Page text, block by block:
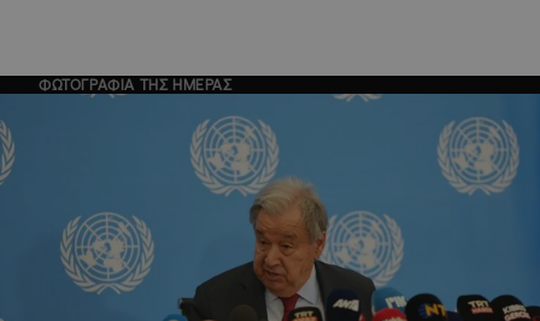
ΦΩΤΟΓΡΑΦΙΑ ΤΗΣ ΗΜΕΡΑΣ